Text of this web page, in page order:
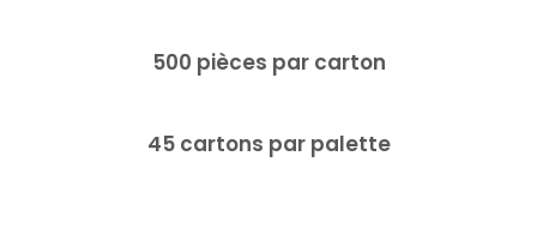
500 pièces par carton
45 cartons par palette